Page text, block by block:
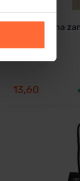
Rento Sauna
13,60